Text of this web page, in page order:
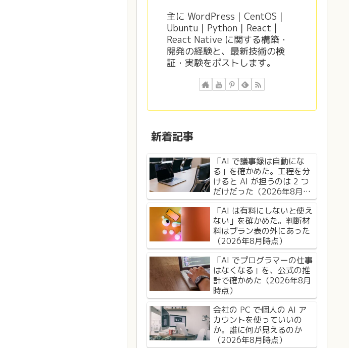
主に WordPress｜CentOS｜
Ubuntu｜Python｜React |
React Native に関する構築・
開発の経験と、最新技術の検
証・実験をポストします。
新着記事
「AI で議事録は自動にな
る」を確かめた。工程を分
けると AI が担うのは 2 つ
だけだった（2026年8月時
点）
「AI は有料にしないと使え
ない」を確かめた。判断材
料はプラン表の外にあった
（2026年8月時点）
「AI でプログラマーの仕事
はなくなる」を、公式の推
計で確かめた（2026年8月
時点）
会社の PC で個人の AI ア
カウントを使っていいの
か。誰に何が見えるのか
（2026年8月時点）